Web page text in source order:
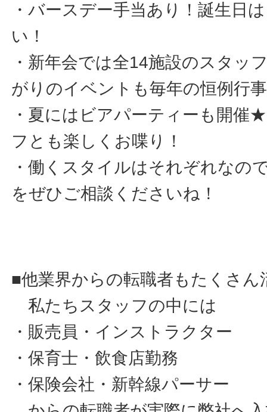
・バースデー手当あり！誕生日
い！
・新年会では全14施設のスタ
がりのイベントも毎年の恒例行
・夏にはビアパーティーも開
フとも楽しくお喋り！
・働くスタイルはそれぞれなの
をぜひご相談くださいね！
■他業界からの転職者もたくさん
私たちスタッフの中には
・販売員・インストラクター
・保育士・飲食店勤務
・保険会社・新幹線パーサー